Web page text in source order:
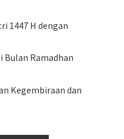
1447 H dengan
Bulan Ramadhan
Kegembiraan dan